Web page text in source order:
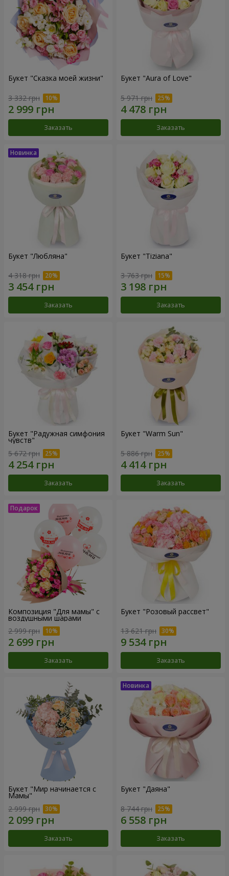
Букет "Сказка моей жизни"
3 332 грн
Заказать
Букет "Aura of Love"
5 971 грн
Заказать
Букет "Любляна"
4 318 грн
Заказать
Букет "Tiziana"
3 763 грн
Заказать
Букет "Радужная симфония
чувств"
5 672 грн
Заказать
Букет "Warm Sun"
5 886 грн
Заказать
Композиция "Для мамы" с
воздушными шарами
2 999 грн
Заказать
Букет "Розовый рассвет"
13 621 грн
Заказать
Букет "Мир начинается с
Мамы"
2 999 грн
Заказать
Букет "Даяна"
8 744 грн
Заказать